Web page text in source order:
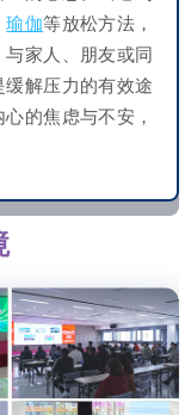
瑜伽等放松方法，
家人、朋友或同
解压力的有效途
的焦虑与不安，